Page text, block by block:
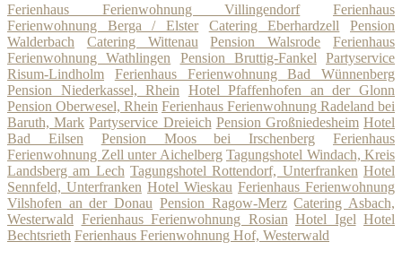
Ferienhaus Ferienwohnung Villingendorf
Ferienhaus
Ferienwohnung Berga / Elster
Catering Eberhardzell
Pension
Walderbach
Catering Wittenau Pension Walsrode
Ferienhaus
Ferienwohnung Wathlingen
Pension Bruttig-Fankel
Partyservice
Risum-Lindholm
Ferienhaus Ferienwohnung Bad Wünnenberg
Pension Niederkassel, Rhein
Hotel Pfaffenhofen an der Glonn
Pension Oberwesel, Rhein Ferienhaus Ferienwohnung Radeland bei
Baruth, Mark Partyservice Dreieich Pension Großniedesheim Hotel
Bad Eilsen
Pension Moos bei Irschenberg
Ferienhaus
Ferienwohnung Zell unter Aichelberg Tagungshotel Windach, Kreis
Landsberg am Lech Tagungshotel Rottendorf, Unterfranken Hotel
Sennfeld, Unterfranken Hotel Wieskau Ferienhaus Ferienwohnung
Vilshofen an der Donau Pension Ragow-Merz Catering Asbach,
Westerwald Ferienhaus Ferienwohnung Rosian Hotel Igel Hotel
Bechtsrieth Ferienhaus Ferienwohnung Hof, Westerwald